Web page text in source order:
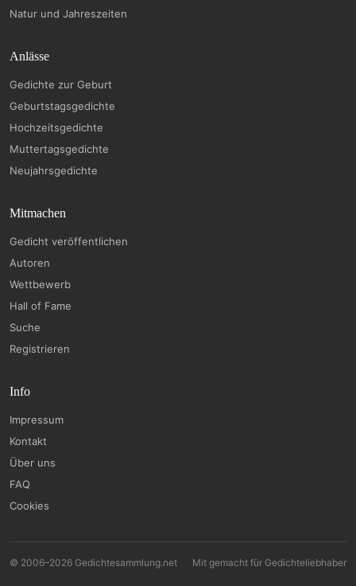
Natur und Jahreszeiten
Anlässe
Gedichte zur Geburt
Geburtstagsgedichte
Hochzeitsgedichte
Muttertagsgedichte
Neujahrsgedichte
Mitmachen
Gedicht veröffentlichen
Autoren
Wettbewerb
Hall of Fame
Suche
Registrieren
Info
Impressum
Kontakt
Über uns
FAQ
Cookies
© 2006–2026 Gedichtesammlung.net Mit gemacht für Gedichteliebhaber